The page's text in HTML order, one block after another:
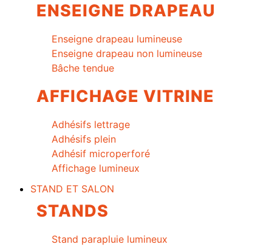
ENSEIGNE DRAPEAU
Enseigne drapeau lumineuse
Enseigne drapeau non lumineuse
Bâche tendue
AFFICHAGE VITRINE
Adhésifs lettrage
Adhésifs plein
Adhésif microperforé
Affichage lumineux
STAND ET SALON
STANDS
Stand parapluie lumineux